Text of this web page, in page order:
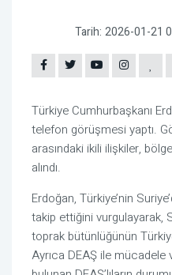
Tarih: 2026-01-21
Türkiye Cumhurbaşkanı
telefon görüşmesi yaptı.
arasındaki ikili ilişkiler,
alındı.
Erdoğan, Türkiye’nin
takip ettiğini vurgulayarak,
toprak bütünlüğünün
Ayrıca DEAŞ ile mücadele